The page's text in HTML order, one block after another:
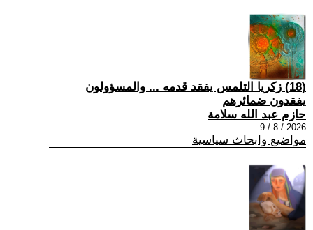
(18) زكريا التلمس يفقد قدمه ... والمسؤولون
يفقدون ضمائرهم
حازم عبد الله سلامة
2026 / 8 / 9
مواضيع وابحاث سياسية